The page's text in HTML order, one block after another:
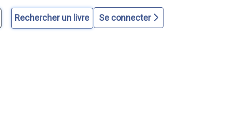
Se connecter